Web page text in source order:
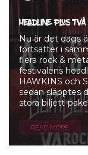
Headline plus
Nu är det dags
fortsätter i
flera rock &
festivalens
HAWKINS och
sedan släpptes
stora biljett-
READ MORE